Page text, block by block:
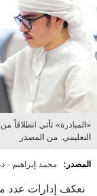
«المبادرة» تأتي انطلاقاً
التعليمي. من المصدر
المصدر: محمد إبراهيم -
تعكف إدارات عدد